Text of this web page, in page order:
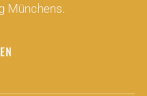
Münchens.